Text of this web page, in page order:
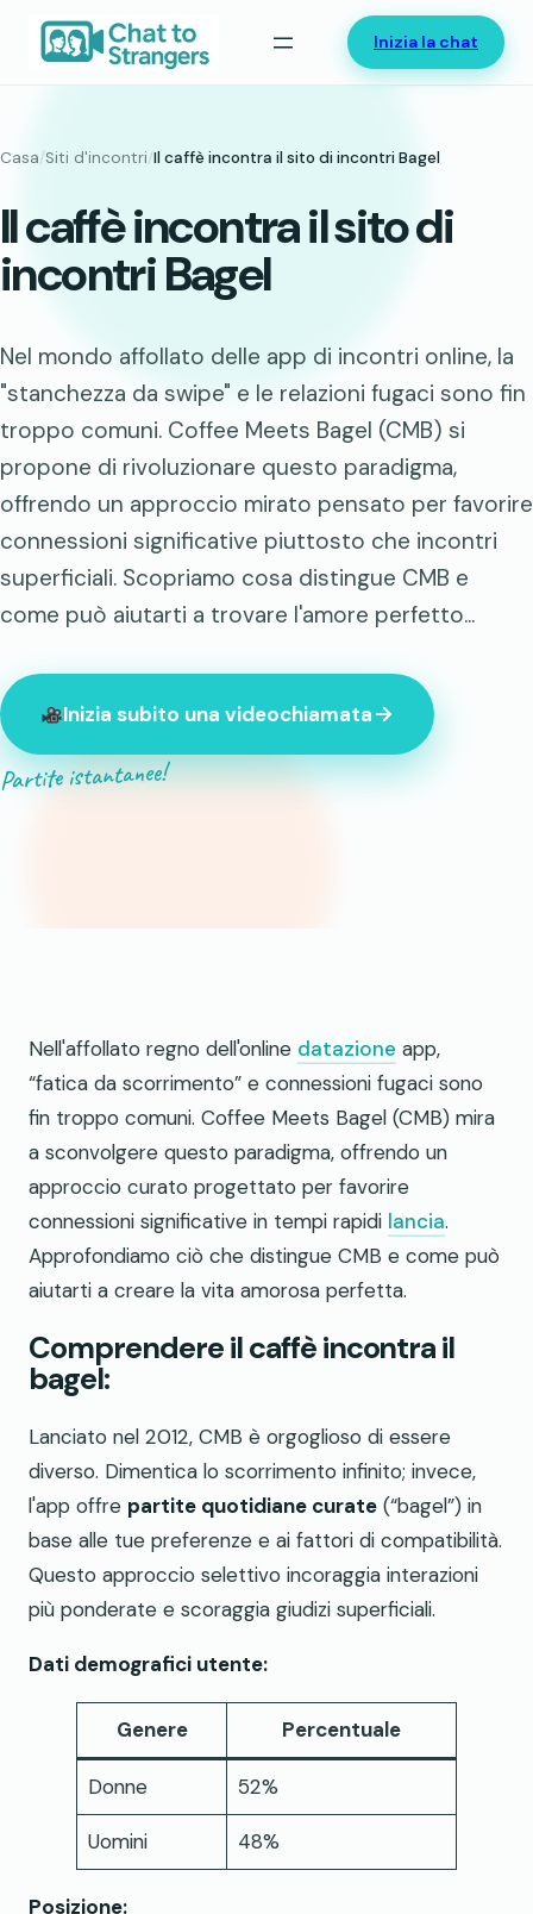
contenuto
Inizia la chat
Casa/Siti d'incontri/Il caffè incontra il sito di incontri Bagel
Il caffè incontra il sito di
incontri Bagel
Nel mondo affollato delle app di incontri online, la
"stanchezza da swipe" e le relazioni fugaci sono fin
troppo comuni. Coffee Meets Bagel (CMB) si
propone di rivoluzionare questo paradigma,
offrendo un approccio mirato pensato per favorire
connessioni significative piuttosto che incontri
superficiali. Scopriamo cosa distingue CMB e
come può aiutarti a trovare l'amore perfetto...
Inizia subito una videochiamata
Partite istantanee!
Nell'affollato regno dell'online datazione app,
“fatica da scorrimento” e connessioni fugaci sono
fin troppo comuni. Coffee Meets Bagel (CMB) mira
a sconvolgere questo paradigma, offrendo un
approccio curato progettato per favorire
connessioni significative in tempi rapidi lancia.
Approfondiamo ciò che distingue CMB e come può
aiutarti a creare la vita amorosa perfetta.
Comprendere il caffè incontra il
bagel:
Lanciato nel 2012, CMB è orgoglioso di essere
diverso. Dimentica lo scorrimento infinito; invece,
l'app offre partite quotidiane curate (“bagel”) in
base alle tue preferenze e ai fattori di compatibilità.
Questo approccio selettivo incoraggia interazioni
più ponderate e scoraggia giudizi superficiali.
Dati demografici utente:
Genere Percentuale
Donne 52%
Uomini 48%
Posizione: